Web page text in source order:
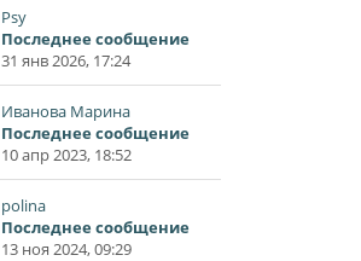
Psy
Последнее сообщение
31 янв 2026, 17:24
Иванова Марина
Последнее сообщение
10 апр 2023, 18:52
polina
Последнее сообщение
13 ноя 2024, 09:29